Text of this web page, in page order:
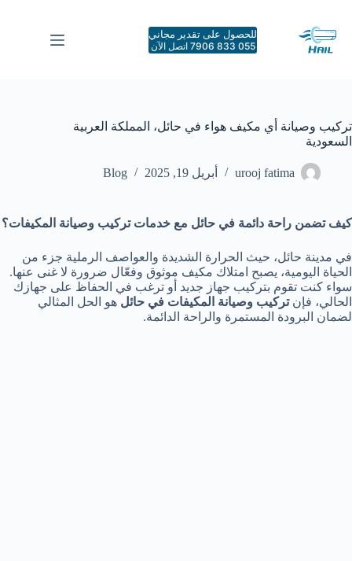
المحتوى
للحصول على تقدير مجاني
055 833 7906 اتصل الآن
تركيب وصيانة أي مكيف هواء في حائل، المملكة العربية
السعودية
urooj fatima أبريل 19, 2025 Blog
كيف تضمن راحة دائمة في حائل مع خدمات تركيب وصيانة المكيفات؟
في مدينة حائل، حيث الحرارة الشديدة والعواصف الرملية جزء من
الحياة اليومية، يصبح امتلاك مكيف موثوق وفعّال ضرورة لا غنى عنها.
سواء كنت تقوم بتركيب جهاز جديد أو ترغب في الحفاظ على جهازك
الحالي، فإنتركيب وصيانة المكيفات في حائل هو الحل المثالي
لضمان البرودة المستمرة والراحة الدائمة.